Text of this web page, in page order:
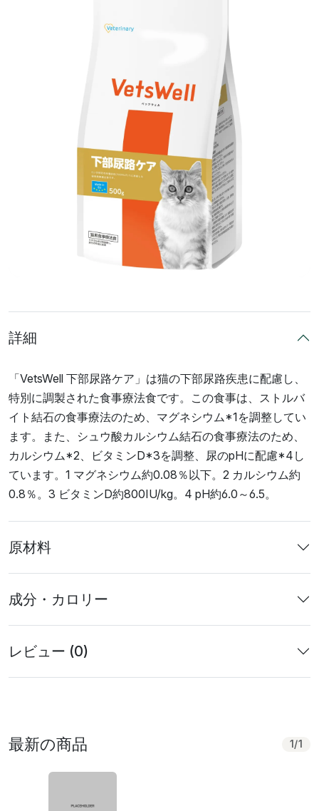
詳細
「VetsWell 下部尿路ケア」は猫の下部尿路疾患に配慮し、
特別に調製された食事療法食です。この食事は、ストルバ
イト結石の食事療法のため、マグネシウム*1を調整してい
ます。また、シュウ酸カルシウム結石の食事療法のため、
カルシウム*2、ビタミンD*3を調整、尿のpHに配慮*4し
ています。1 マグネシウム約0.08％以下。2 カルシウム約
0.8％。3 ビタミンD約800IU/kg。4 pH約6.0～6.5。
原材料
成分・カロリー
レビュー (0)
最新の商品 1/1